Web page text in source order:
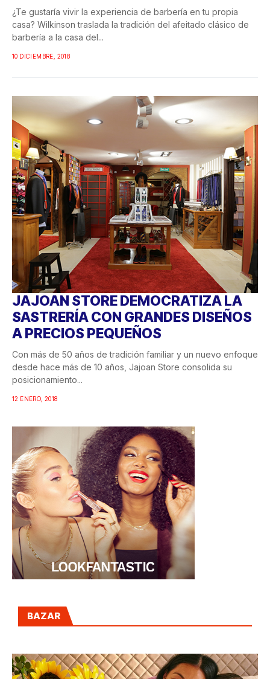
¿Te gustaría vivir la experiencia de barbería en tu propia
casa? Wilkinson traslada la tradición del afeitado clásico de
barbería a la casa del...
10 DICIEMBRE, 2018
JAJOAN STORE DEMOCRATIZA LA
SASTRERÍA CON GRANDES DISEÑOS
A PRECIOS PEQUEÑOS
Con más de 50 años de tradición familiar y un nuevo enfoque
desde hace más de 10 años, Jajoan Store consolida su
posicionamiento...
12 ENERO, 2018
BAZAR